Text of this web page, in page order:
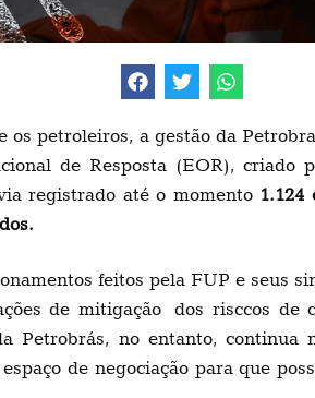
os petroleiros, a gestão da
de Resposta (EOR), criado
registrado até o momento 1.124
feitos pela FUP e seus
de mitigação dos risccos
Petrobrás, no entanto,
de negociação para que